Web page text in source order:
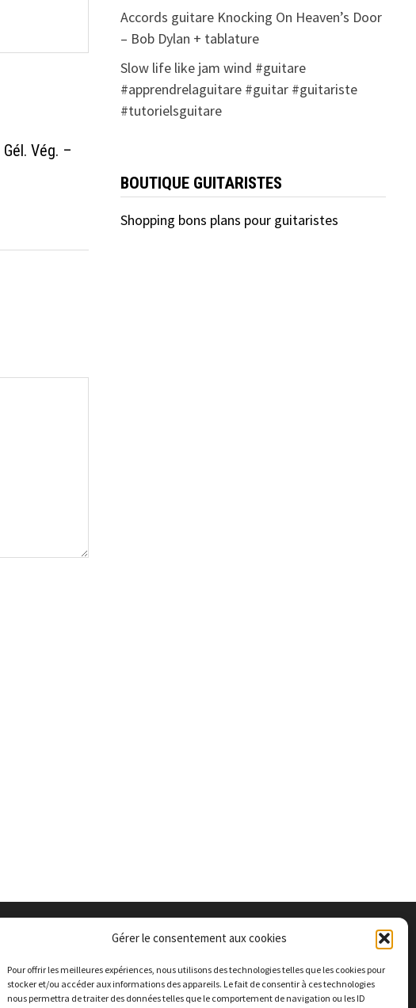
Gérer le consentement aux cookies
Pour offrir les meilleures expériences, nous utilisons des technologies telles que les cookies pour
stocker et/ou accéder aux informations des appareils. Le fait de consentir à ces technologies
nous permettra de traiter des données telles que le comportement de navigation ou les ID
Vég. –
Accords guitare Knocking On Heaven’s Door
– Bob Dylan + tablature
Slow life like jam wind #guitare
#apprendrelaguitare #guitar #guitariste
#tutorielsguitare
BOUTIQUE GUITARISTES
Shopping bons plans pour guitaristes